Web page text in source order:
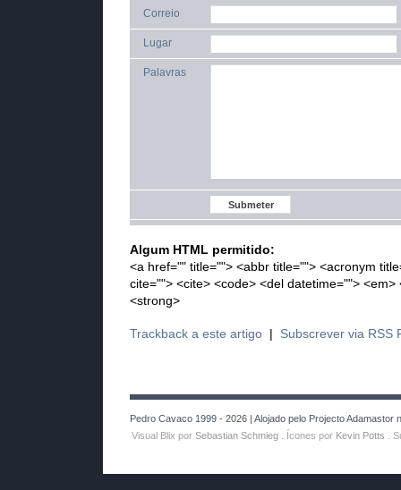
Correio
Lugar
Palavras
Algum HTML permitido:
<a href="" title=""> <abbr title=""> <acronym
cite=""> <cite> <code> <del datetime=""> <em>
<strong>
Trackback a este artigo Subscrever via RSS
Pedro Cavaco 1999 - 2026 | Alojado pelo Projecto
Visual Blix por Sebastian Schmieg . Ícones por Kevin Potts .